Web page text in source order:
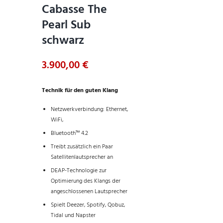
Cabasse The
Pearl Sub
schwarz
3.900,00€
Technik für den guten Klang
Netzwerkverbindung: Ethernet,
WiFi,
Bluetooth™ 4.2
Treibt zusätzlich ein Paar
Satellitenlautsprecher an
DEAP-Technologie zur
Optimierung des Klangs der
angeschlossenen Lautsprecher
Spielt Deezer, Spotify, Qobuz,
Tidal und Napster